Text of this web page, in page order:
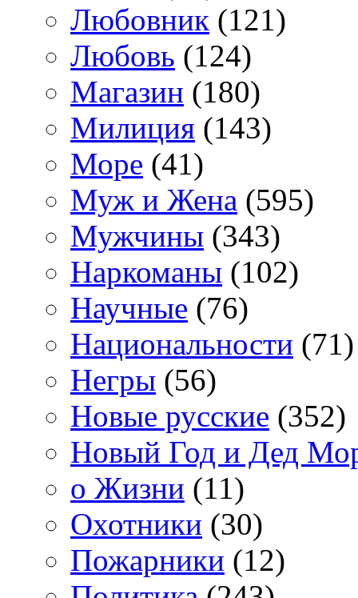
Любовник (121)
Любовь (124)
Магазин (180)
Милиция (143)
Море (41)
Муж и Жена (595)
Мужчины (343)
Наркоманы (102)
Научные (76)
Национальности (71)
Негры (56)
Новые русские (352)
Новый Год и Дед
о Жизни (11)
Охотники (30)
Пожарники (12)